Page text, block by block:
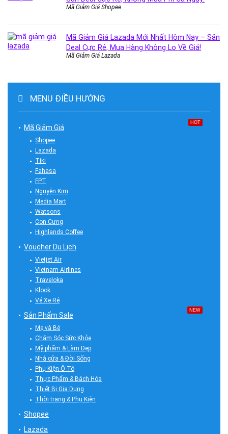
Mã Giảm Giá Shopee
Mã Giảm Giá Lazada Mới Nhất Hôm Nay – Săn
Deal Cực Rẻ, Mua Hàng Không Lo Về Giá!
Mã Giảm Giá Lazada
MENU ĐIỀU HƯỚNG
Mã Giảm Giá
HOT
Shopee
Lazada
Tiki
Fahasa
FPT
Nguyễn Kim
Media Mart
Watsons
Con Cưng
Highlands Coffee
Voucher Du Lịch
Vietjet Air
Vietnam Airlines
Traveloka
Klook
Vé Xe Rẻ
Sản Phẩm Sale
NEW
Mẹ và Bé
Chăm Sóc Sức Khỏe
Mỹ phẩm & Làm Đẹp
Nhà cửa & Đời Sống
Phụ Kiện Ô Tô
Thực Phẩm & Bách Hóa
Thiết Bị Gia Dụng
Thời trang & Phụ Kiện
Shopee
Lazada